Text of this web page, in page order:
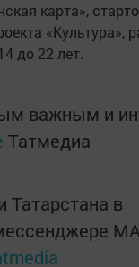
карта»,
«Культура»,
до 22 лет.
важным и
Татмедиа
Татарстана в